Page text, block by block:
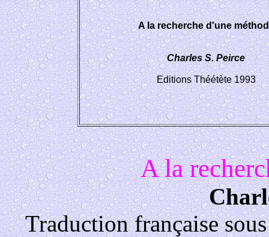
A la recherche d'une
Charles S. Peirce
Editions Théétète 1993
A la
Traduction française